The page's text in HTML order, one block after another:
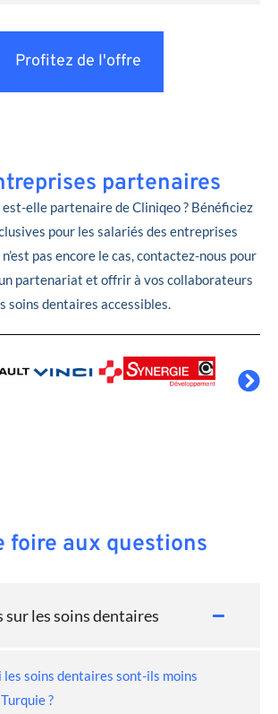
Profitez de l'offre
partenaires
elle partenaire de Cliniqeo ? Bénéficiez
pour les salariés des entreprises
pas encore le cas, contactez-nous pour
partenariat et offrir à vos collaborateurs
soins dentaires accessibles.
foire aux questions
les soins dentaires
les soins dentaires sont-ils moins
?